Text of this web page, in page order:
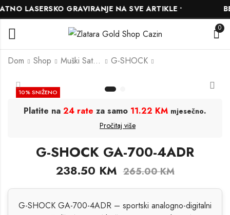
LASERSKO GRAVIRANJE NA SVE ARTIKLE •
0
Dom Shop Muški Satovi G-SHOCK
238.50KM 265.00
Casio MTP-V004L-
85.50KM 95.00
10% SNIŽENO
Platite na 24 rate za samo 11.22 KM mjesečno.
Pročitaj više
G-SHOCK GA-700-4ADR
238.50 KM 265.00KM
G-SHOCK GA-700-4ADR – sportski analogno-digitalni